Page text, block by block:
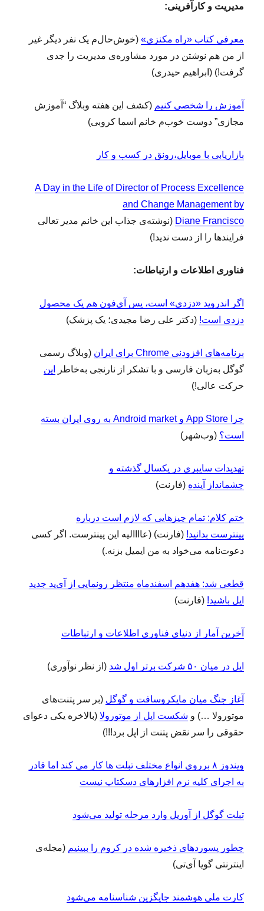
مدیریت و کار‌آفرینی:
معرفی کتاب «راه مکنزی» (خوش‌حال‌م یک نفر دیگر غیر
از من هم نوشتن در مورد مشاوره‌ی مدیریت را جدی
گرفت!) (ابراهیم حیدری)
آموزش را شخصی کنیم (کشف این هفته وبلاگ “آموزش
مجازی” دوست خوب‌م خانم اسما کروبی)
بازاریابی با موبایل،رونق در کسب و کار
A Day in the Life of Director of Process Excellence
and Change Management by
Diane Francisco (نوشته‌ی جذاب این خانم مدیر تعالی
فرایندها را از دست ندید!)
فناوری اطلاعات و ارتباطات:
اگر اندروید «دزدی» است، پس آی‌فون هم یک محصول
دزدی است! (دکتر علی رضا مجیدی؛ یک پزشک)
برنامه‌های افزودنی Chrome برای ایران
(وبلاگ رسمی
گوگل به‌زبان فارسی و با تشکر از نارنجی به‌خاطر
این
حرکت عالی!)
چرا App Store و Android market به روی ایران بسته
است؟ (وب‌شهر)
تهدیدات سایبری در یکسال گذشته و
چشم‏انداز آینده (فارنت)
ختم کلام: تمام چیزهایی که لازم است درباره
پینترست بدانید! (فارنت) (عاااالیه این پینترست. اگر کسی
دعوت‌نامه می‌خواد به من ایمیل بزنه.)
قطعی شد: هفدهم اسفندماه منتظر رونمایی از آی‌پد جدید
اپل باشید! (فارنت)
آخرین آمار از دنیای فناوری اطلاعات و ارتباطات
اپل در میان ۵۰ شرکت برتر اول شد (از نظر نوآوری)
آغاز جنگ میان مایکروسافت و گوگل (بر سر پتنت‌های
موتورولا …) و شکست اپل از موتورولا (بالاخره یکی دعوای
حقوقی را سر نقض پتنت از اپل برد!!!)
ویندوز ۸ برروی انواع مختلف تبلت ها کار می کند اما قادر
به اجرای کلیه نرم افزارهای دسکتاپ نیست
تبلت گوگل از آوریل وارد مرحله تولید می‌شود
چطور پسوردهای ذخیره شده در کروم را ببینیم (مجله‌ی
اینترنتی گویا آی‌تی)
کارت ملی هوشمند جایگزین شناسنامه می‌شود